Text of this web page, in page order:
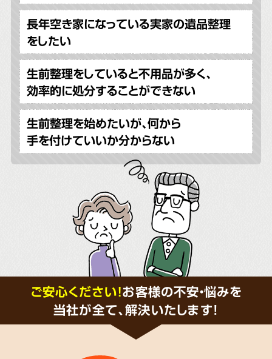
長年空き家になっている実家の遺品整理
をしたい
生前整理をしていると不用品が多く、
効率的に処分することができない
生前整理を始めたいが、何から
手を付けていいか分からない
ご安心ください！お客様の不安・悩みを
当社が全て、解決いたします!